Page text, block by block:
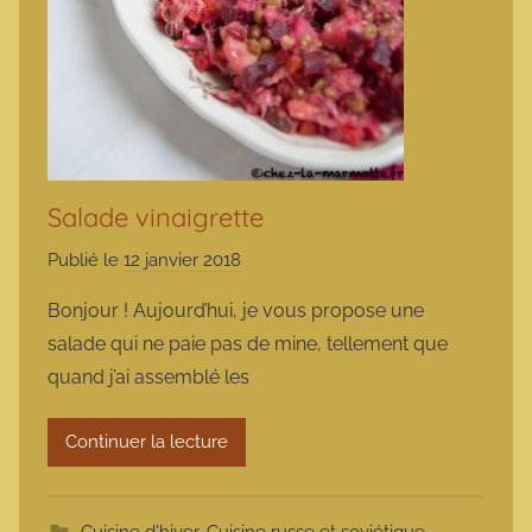
Salade vinaigrette
Publié le 12 janvier 2018
r
m
a
r
Bonjour ! Aujourd’hui, je vous propose une
salade qui ne paie pas de mine, tellement que
quand j’ai assemblé les
Continuer la lecture